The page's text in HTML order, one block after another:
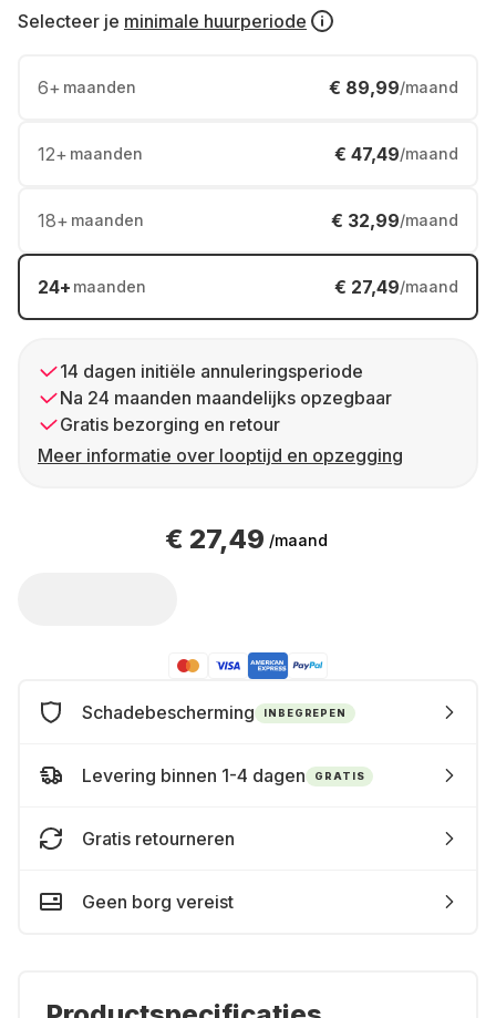
Selecteer je minimale huurperiode
6+ maanden € 89,99/maand
12+ maanden € 47,49/maand
18+ maanden € 32,99/maand
24+ maanden € 27,49/maand
14 dagen initiële annuleringsperiode
Na 24 maanden maandelijks opzegbaar
Gratis bezorging en retour
Meer informatie over looptijd en opzegging
€ 27,49 /maand
Schadebescherming INBEGREPEN
Levering binnen 1-4 dagen GRATIS
Gratis retourneren
Geen borg vereist